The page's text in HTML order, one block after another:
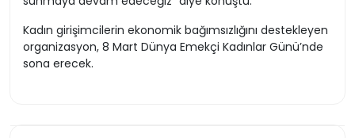
Kadın girişimcilerin ekonomik bağımsızlığını destekleyen
organizasyon, 8 Mart Dünya Emekçi Kadınlar Günü’nde
sona erecek.